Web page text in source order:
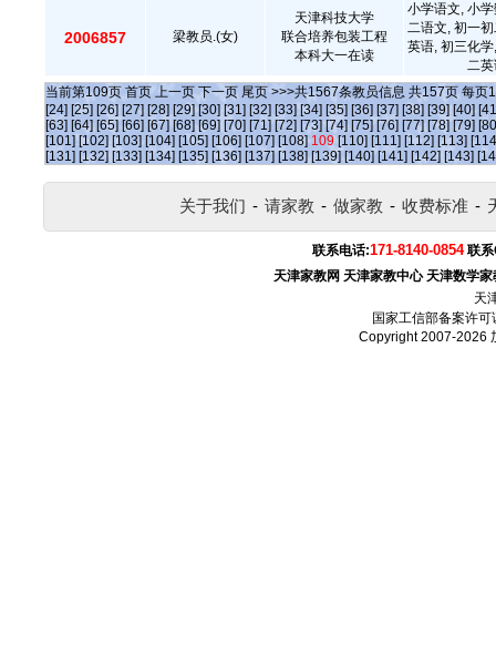
2006857 梁教员.(女)
天津科技大学
联合培养包装工程
本科大一在读
小学语文, 小
二语文, 初一
英语, 初三化
二
当前第109页 首页 上一页 下一页 尾页 >>>共1567条教员信息 共157页 每页
[24] [25] [26] [27] [28] [29] [30] [31] [32] [33] [34] [35] [36] [37] [38] [39] [40]
[63] [64] [65] [66] [67] [68] [69] [70] [71] [72] [73] [74] [75] [76] [77] [78] [79]
[101] [102] [103] [104] [105] [106] [107] [108] 109 [110] [111] [112] [113]
[131] [132] [133] [134] [135] [136] [137] [138] [139] [140] [141] [142] [143]
关于我们 - 请家教 - 做家教 - 收费标准 -
联系电话:171-8140-0854 联
天津家教网 天津家教中心 天津数学家
天
国家工信部备案许可
Copyright 2007-2026